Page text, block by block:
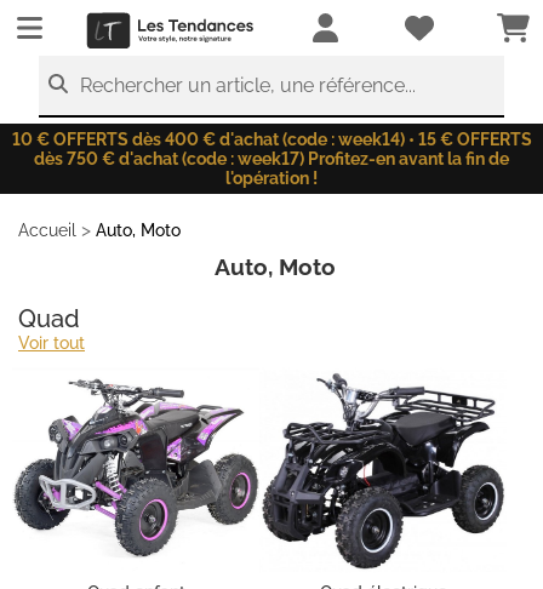
LesTendances.fr
Rechercher un article, une référence...
10 € OFFERTS dès 400 € d'achat (code : week14) • 15 € OFFERTS
dès 750 € d'achat (code : week17) Profitez-en avant la fin de
l'opération !
Accueil > Auto, Moto
Auto, Moto
Quad
Voir tout